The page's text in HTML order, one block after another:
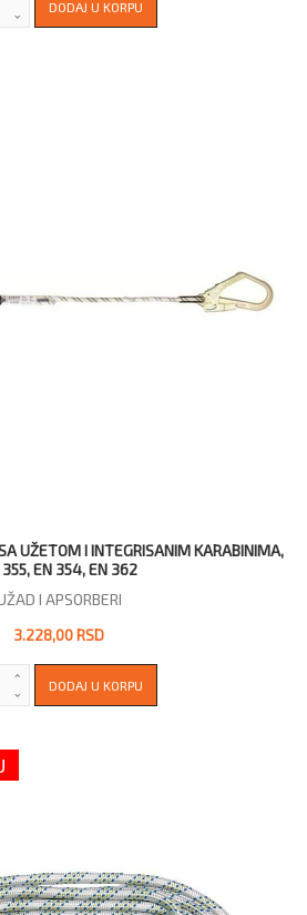
UŽETOM I INTEGRISANIM KARABINIMA,
355, EN 354, EN 362
I APSORBERI
3.228,00 RSD